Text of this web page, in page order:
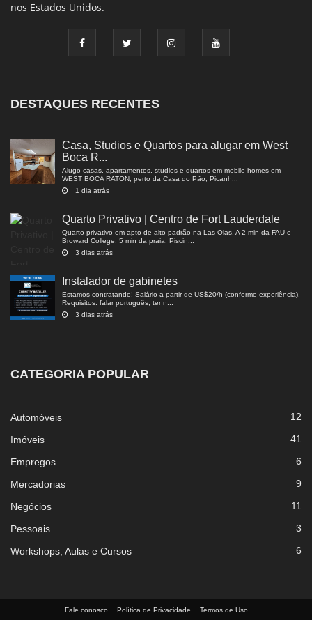
nos Estados Unidos.
DESTAQUES RECENTES
Casa, Studios e Quartos para alugar em West
Boca R...
Alugo casas, apartamentos, studios e quartos em mobile homes em
WEST BOCA RATON, perto da Casa do Pão, Picanh...
1 dia atrás
Quarto Privativo | Centro de Fort Lauderdale
Quarto privativo em apto de alto padrão na Las Olas. A 2 min da FAU e
Broward College, 5 min da praia. Piscin...
3 dias atrás
Instalador de gabinetes
Estamos contratando! Salário a partir de US$20/h (conforme experiência).
Requisitos: falar português, ter n...
3 dias atrás
CATEGORIA POPULAR
Automóveis 12
Imóveis 41
Empregos 6
Mercadorias 9
Negócios 11
Pessoais 3
Workshops, Aulas e Cursos 6
Fale conosco Política de Privacidade Termos de Uso